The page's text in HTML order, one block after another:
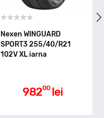
Nexen WINGUARD
SPORT3 255/40/R21
102V XL iarna
98200 lei